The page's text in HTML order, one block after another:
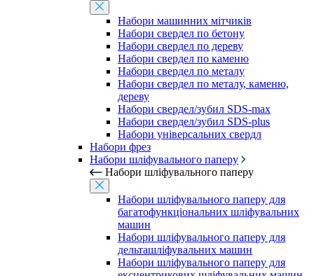
Набори машинних мітчиків
Набори свердел по бетону
Набори свердел по дереву
Набори свердел по каменю
Набори свердел по металу
Набори свердел по металу, каменю,
дереву
Набори свердел/зубил SDS-max
Набори свердел/зубил SDS-plus
Набори універсальних свердл
Набори фрез
Набори шліфувального паперу
Набори шліфувального паперу
Набори шліфувального паперу для
багатофункціональних шліфувальних
машин
Набори шліфувального паперу для
дельташліфувальних машин
Набори шліфувального паперу для